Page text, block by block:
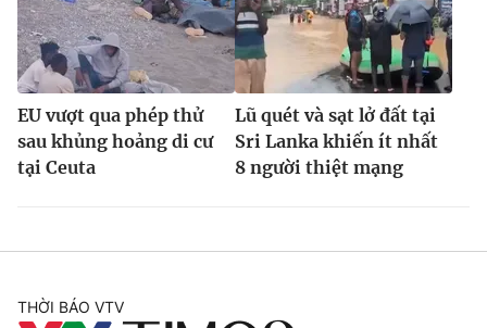
EU vượt qua phép thử
sau khủng hoảng di cư
tại Ceuta
Lũ quét và sạt lở đất tại
Sri Lanka khiến ít nhất
8 người thiệt mạng
THỜI BÁO VTV